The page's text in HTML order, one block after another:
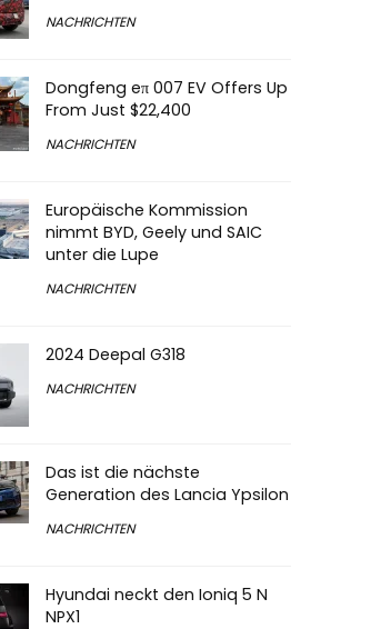
NACHRICHTEN
Dongfeng eπ 007 EV Offers Up
From Just $22,400
NACHRICHTEN
Europäische Kommission
nimmt BYD, Geely und SAIC
unter die Lupe
NACHRICHTEN
2024 Deepal G318
NACHRICHTEN
Das ist die nächste
Generation des Lancia Ypsilon
NACHRICHTEN
Hyundai neckt den Ioniq 5 N
NPX1